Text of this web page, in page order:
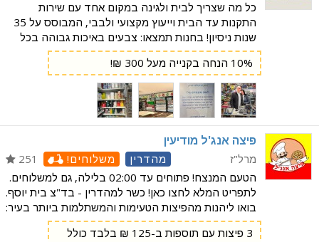
כל מה שצריך לבית ולגינה במקום אחד עם שירות
התקנות עד הבית וייעוץ מקצועי ולבבי, המבוסס על 35
שנות ניסיון! בחנות תמצאו: צבעים באיכות גבוהה בכל
גוון שתחפצו מברשות ורולרים חומרי בנייה ושיפוץ כלי
עבודה חשמליים וידניים מקצועיים במחירים מפתיעים
בר
10% הנחה בקנייה מעל 300 ₪!
פיצה אנג'ל מודיעין
251 משלוחים! מהדרין‎
מרל"ז
הטעם המנצח! פתוחים עד 02:00 בלילה, גם למשלוחים.
לתפריט המלא לחצו כאן! כשר למהדרין - בד"צ בית יוסף.
בואו ליהנות מהפיצות הטעימות והמשתלמות ביותר בעיר:
פיצות עם 100% גבינת עמק תנובה מגוון רחב של
תוספות מיוחדות פיצה ללא גלוטן פיצה טבעונית פיצה
3 פיצות עם תוספות ב-125 ₪ בלבד כולל